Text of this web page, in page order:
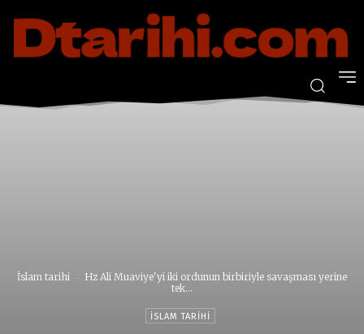
İslam tarihi
Hz Ali Muaviye'yi iki ordunun birbiriyle savaşması yerine
tek...
İSLAM TARIHI